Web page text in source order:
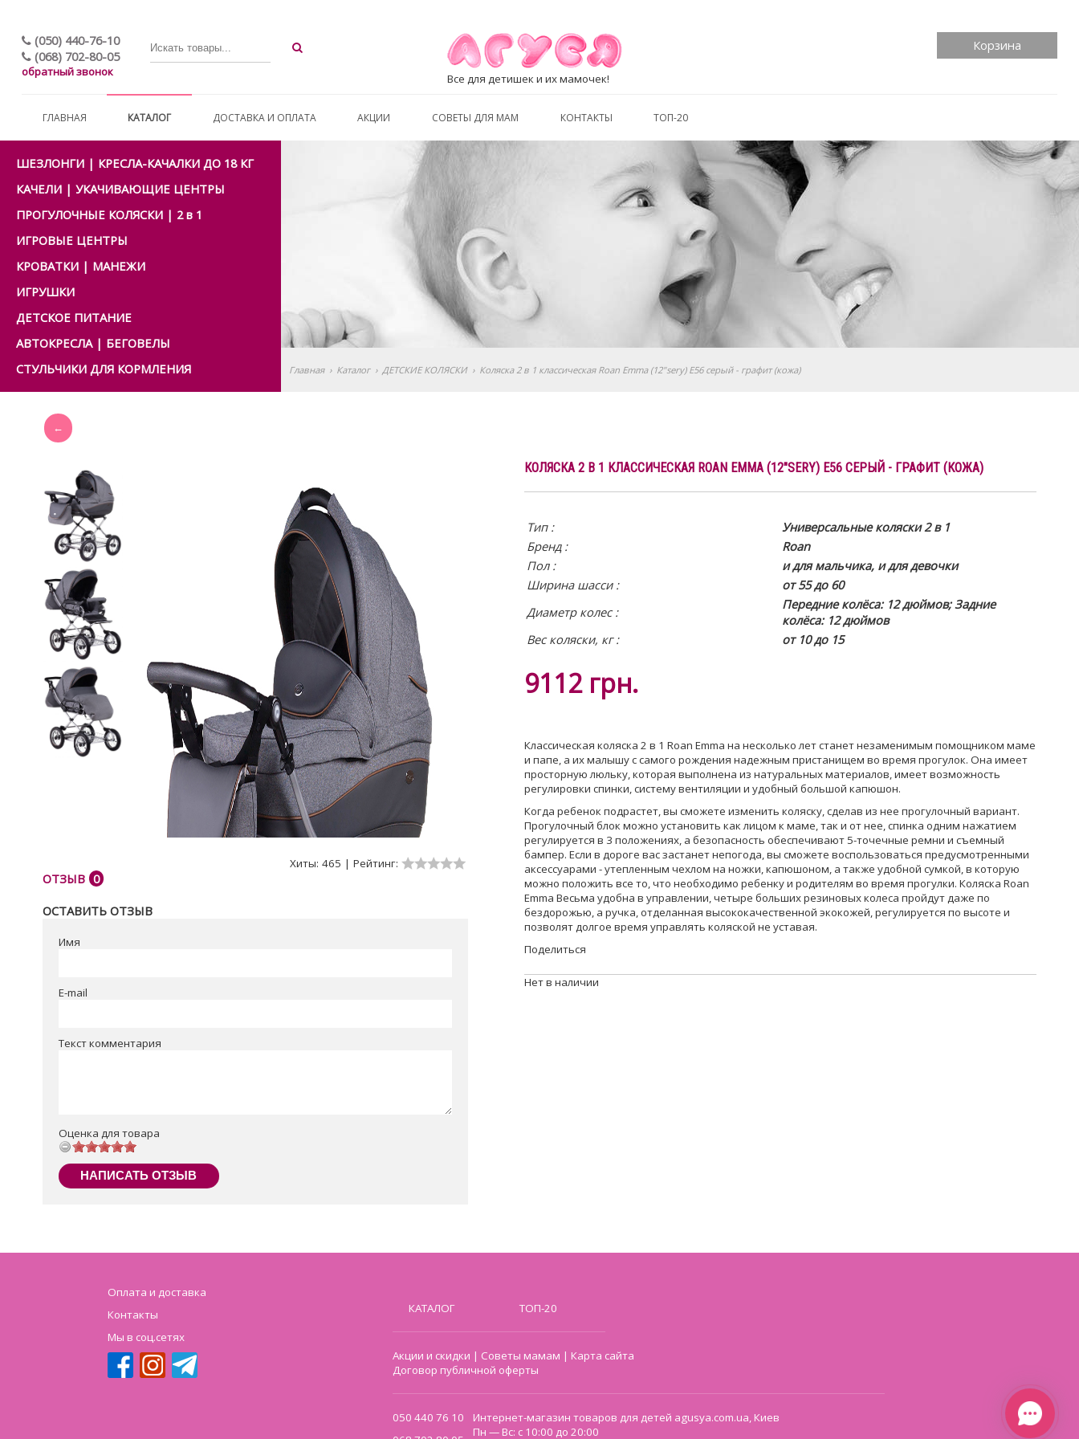
(050) 440-76-10
(068) 702-80-05
обратный звонок Все для детишек и их мамочек!
Корзина
ГЛАВНАЯ КАТАЛОГ ДОСТАВКА И ОПЛАТА АКЦИИ СОВЕТЫ ДЛЯ МАМ КОНТАКТЫ ТОП-20
ШЕЗЛОНГИ | КРЕСЛА-КАЧАЛКИ ДО 18 КГ
КАЧЕЛИ | УКАЧИВАЮЩИЕ ЦЕНТРЫ
ПРОГУЛОЧНЫЕ КОЛЯСКИ | 2 в 1
ИГРОВЫЕ ЦЕНТРЫ
КРОВАТКИ | МАНЕЖИ
ИГРУШКИ
ДЕТСКОЕ ПИТАНИЕ
АВТОКРЕСЛА | БЕГОВЕЛЫ
СТУЛЬЧИКИ ДЛЯ КОРМЛЕНИЯ
Главная › Каталог › ДЕТСКИЕ КОЛЯСКИ › Коляска 2 в 1 классическая Roan Emma (12"sery) E56 серый - графит (кожа)
Хиты: 465 | Рейтинг:
ОТЗЫВ 0
ОСТАВИТЬ ОТЗЫВ
Имя
E-mail
Текст комментария
Оценка для товара
НАПИСАТЬ ОТЗЫВ
КОЛЯСКА 2 В 1 КЛАССИЧЕСКАЯ ROAN EMMA (12"SERY) E56 СЕРЫЙ - ГРАФИТ (КОЖА)
Тип :
Универсальные коляски 2 в 1
Бренд :
Roan
Пол :
и для мальчика, и для девочки
Ширина шасси :
от 55 до 60
Диаметр колес :
Передние колёса: 12 дюймов; Задние
колёса: 12 дюймов
Вес коляски, кг :
от 10 до 15
9112 грн.
Классическая кoляска 2 в 1 Roan Emma на несколько лет станет незаменимым помощником маме
и папе, а их малышу с самого рождения надежным пристанищем во время прогулок. Она имеет
просторную люльку, которая выполнена из натуральных материалов, имеет возможность
регулировки спинки, систему вентиляции и удобный большой капюшон.
Когда ребенок подрастет, вы сможете изменить коляску, сделав из нее прогулочный вариант.
Прогулочный блок можно установить как лицом к маме, так и от нее, спинка одним нажатием
регулируется в 3 положениях, а безопасность обеспечивают 5-точечные ремни и съемный
бампер. Если в дороге вас застанет непогода, вы сможете воспользоваться предусмотренными
аксессуарами - утепленным чехлом на ножки, капюшоном, а также удобной сумкой, в которую
можно положить все то, что необходимо ребенку и родителям во время прогулки. Коляска Roan
Emma Весьма удобна в управлении, четыре больших резиновых колеса пройдут даже по
бездорожью, а ручка, отделанная высококачественной экокожей, регулируется по высоте и
позволят долгое время управлять коляской не уставая.
Поделиться
Нет в наличии
Оплата и доставка
Контакты
Мы в соц.сетях
КАТАЛОГ ТОП-20
Акции и скидки | Советы мамам |Карта сайта
Договор публичной оферты
050 440 76 10
Интернет-магазин товаров для детей agusya.com.ua, Киев
Пн — Вс: с 10:00 до 20:00